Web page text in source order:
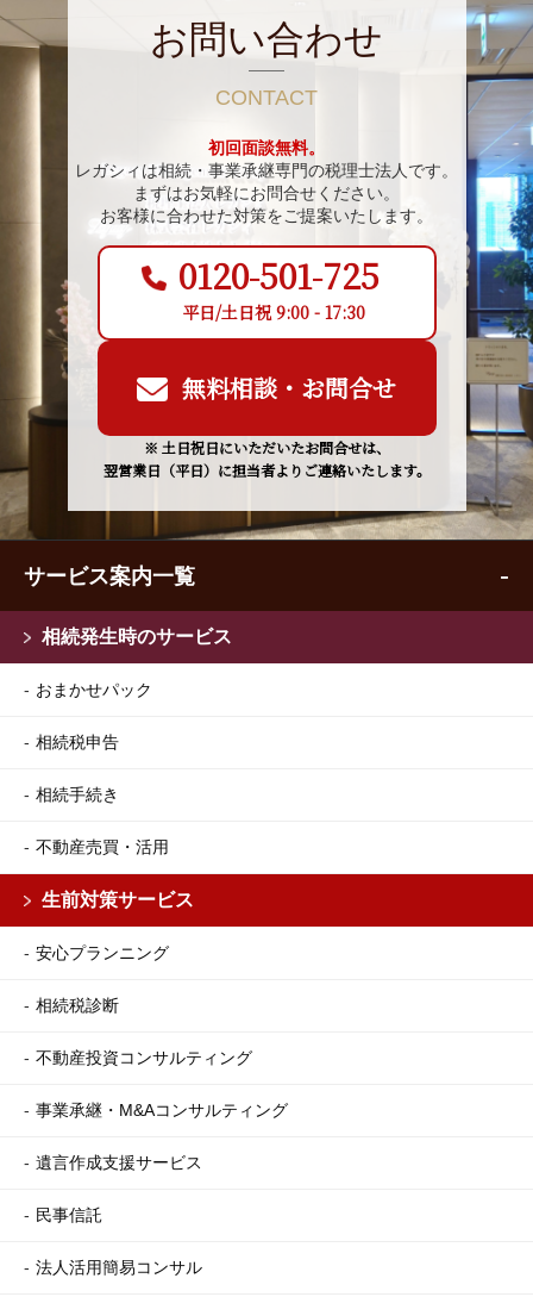
お問い合わせ
CONTACT
初回面談無料。
レガシィは相続・事業承継専門の税理士法人です。
まずはお気軽にお問合せください。
お客様に合わせた対策をご提案いたします。
0120-501-725
平日/土日祝 9:00 - 17:30
無料相談・お問合せ
※ 土日祝日にいただいたお問合せは、
翌営業日（平日）に担当者よりご連絡いたします。
サービス案内一覧
相続発生時のサービス
おまかせパック
相続税申告
相続手続き
不動産売買・活用
生前対策サービス
安心プランニング
相続税診断
不動産投資コンサルティング
事業承継・M&Aコンサルティング
遺言作成支援サービス
民事信託
法人活用簡易コンサル